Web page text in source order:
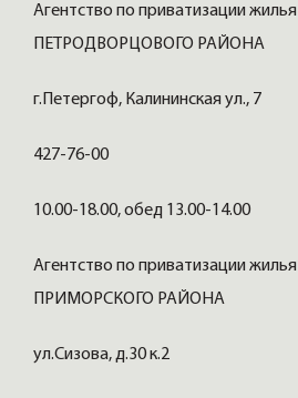
Агентство по приватизации жилья
ПЕТРОДВОРЦОВОГО РАЙОНА
г.Петергоф, Калининская ул., 7
427-76-00
10.00-18.00, обед 13.00-14.00
Агентство по приватизации жилья
ПРИМОРСКОГО РАЙОНА
ул.Сизова, д.30 к.2